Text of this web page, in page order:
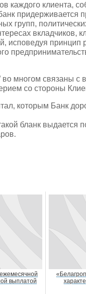
каждого клиента,
придерживается
групп,
вкладчиков,
исповедуя принцип
во многом связаны с
со стороны
которым Банк
бланк выдается
выплатой